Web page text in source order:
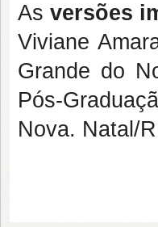
As versões
Viviane
Grande do
Pós-
Nova. Natal/